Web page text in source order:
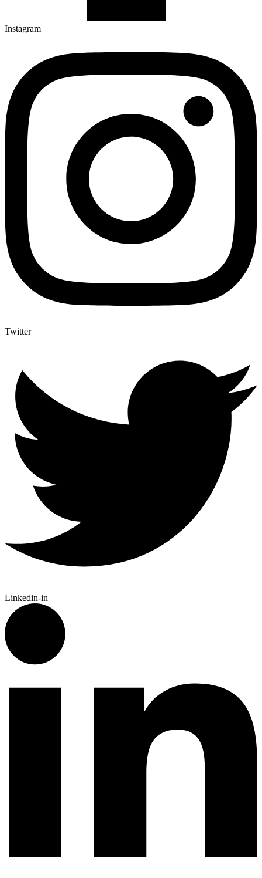
Instagram
Twitter
Linkedin-in